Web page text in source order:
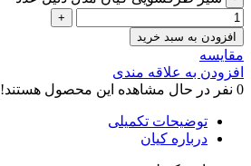
افزودن به سبد خرید
مقایسه
افزودن به علاقه مندی
0 نفر در حال مشاهده این محصول هستند!
توضیحات تکمیلی
درباره کیان